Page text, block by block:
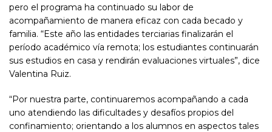
pero el programa ha continuado su labor de
acompañamiento de manera eficaz con cada becado y
familia. “Este año las entidades terciarias finalizarán el
período académico vía remota; los estudiantes continuarán
sus estudios en casa y rendirán evaluaciones virtuales”, dice
Valentina Ruiz.
“Por nuestra parte, continuaremos acompañando a cada
uno atendiendo las dificultades y desafíos propios del
confinamiento; orientando a los alumnos en aspectos tales